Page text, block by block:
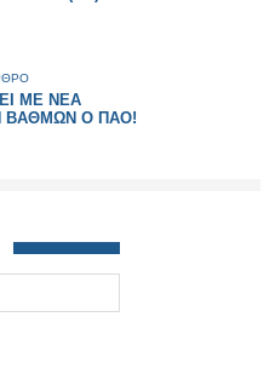
ΜΕ ΝΕΑ
ΒΑΘΜΩΝ Ο ΠΑΟ!